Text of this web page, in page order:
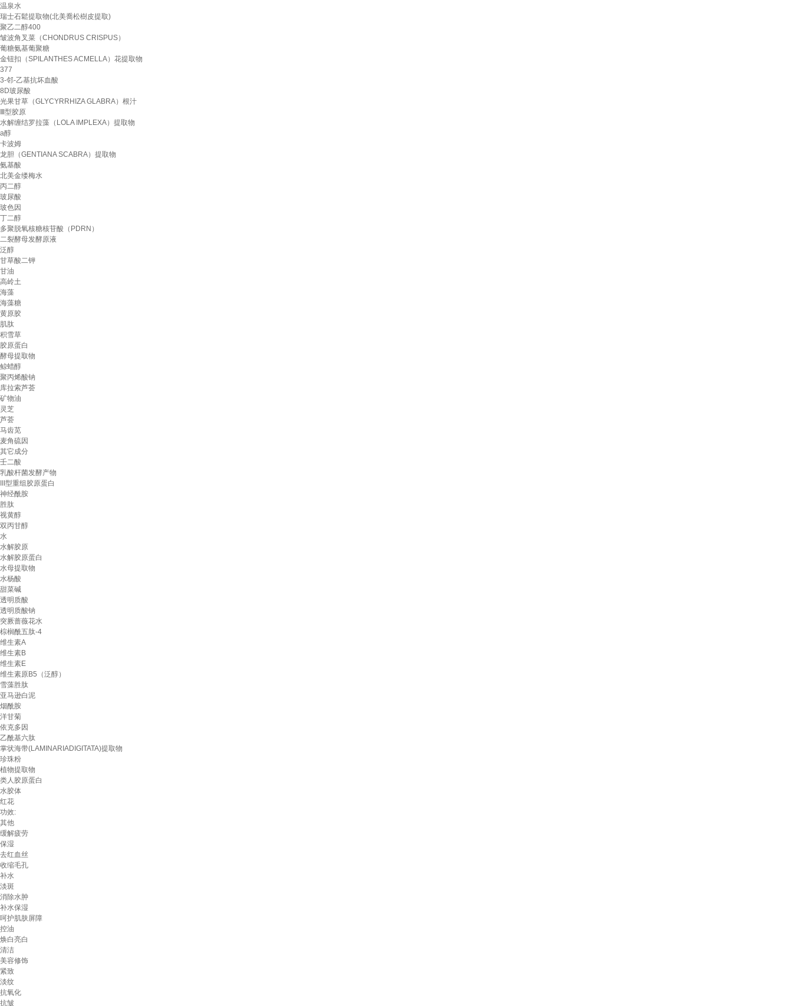
温泉水
瑞士石鬆提取物(北美喬松樹皮提取)
聚乙二醇400
皱波角叉菜（CHONDRUS CRISPUS）
葡糖氨基葡聚糖
金钮扣（SPILANTHES ACMELLA）花提取物
377
3-邻-乙基抗坏血酸
8D玻尿酸
光果甘草（GLYCYRRHIZA GLABRA）根汁
Ⅲ型胶原
水解缠结罗拉藻（LOLA IMPLEXA）提取物
a醇
卡波姆
龙胆（GENTIANA SCABRA）提取物
氨基酸
北美金缕梅水
丙二醇
玻尿酸
玻色因
丁二醇
多聚脱氧核糖核苷酸（PDRN）
二裂酵母发酵原液
泛醇
甘草酸二钾
甘油
高岭土
海藻
海藻糖
黄原胶
肌肽
积雪草
胶原蛋白
酵母提取物
鲸蜡醇
聚丙烯酸钠
库拉索芦荟
矿物油
灵芝
芦荟
马齿苋
麦角硫因
其它成分
壬二酸
乳酸杆菌发酵产物
III型重组胶原蛋白
神经酰胺
胜肽
视黄醇
双丙甘醇
水
水解胶原
水解胶原蛋白
水母提取物
水杨酸
甜菜碱
透明质酸
透明质酸钠
突厥蔷薇花水
棕榈酰五肽-4
维生素A
维生素B
维生素E
维生素原B5（泛醇）
雪藻胜肽
亚马逊白泥
烟酰胺
洋甘菊
依克多因
乙酰基六肽
掌状海带(LAMINARIADIGITATA)提取物
珍珠粉
植物提取物
类人胶原蛋白
水胶体
红花
功效:
其他
缓解疲劳
保湿
去红血丝
收缩毛孔
补水
淡斑
消除水肿
补水保湿
呵护肌肤屏障
控油
焕白亮白
清洁
美容修饰
紧致
淡纹
抗氧化
抗皱